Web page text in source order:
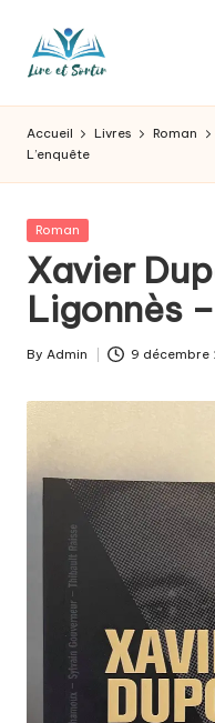
L
ir
e
e
t
s
o
r
t
ir
pour
goûts,
des
sorties
pour
tous
les
Accueil Livres Roman
L’enquête
Posted
Roman
Xavier
Ligonnès
Posted
By Admin 9 décembre